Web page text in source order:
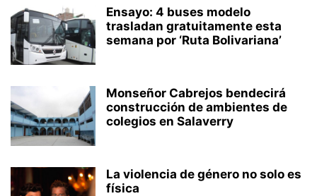
Ensayo: 4 buses modelo
trasladan gratuitamente esta
semana por ‘Ruta Bolivariana’
Monseñor Cabrejos bendecirá
construcción de ambientes de
colegios en Salaverry
La violencia de género no solo es
física